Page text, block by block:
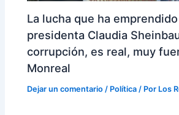
La lucha que ha
presidenta Claudia
corrupción, es real, muy
Monreal
Dejar un comentario / Política / Por Los